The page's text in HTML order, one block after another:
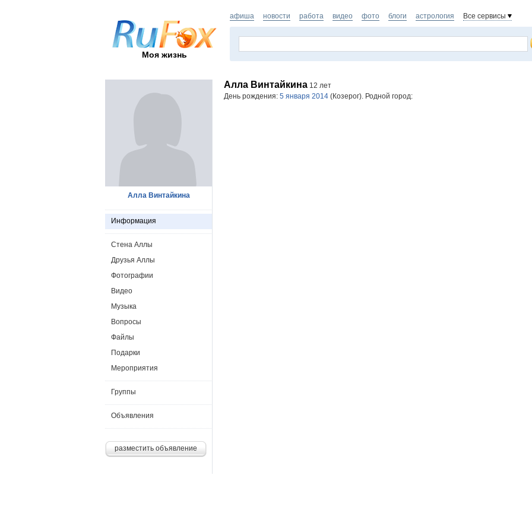
Моя жизнь
афиша новости работа видео фото блоги астрология Все сервисы
Алла Винтайкина 12 лет
День рождения: 5 января 2014 (Козерог). Родной город:
Алла Винтайкина
Информация
Стена Аллы
Друзья Аллы
Фотографии
Видео
Музыка
Вопросы
Файлы
Подарки
Мероприятия
Группы
Объявления
разместить объявление